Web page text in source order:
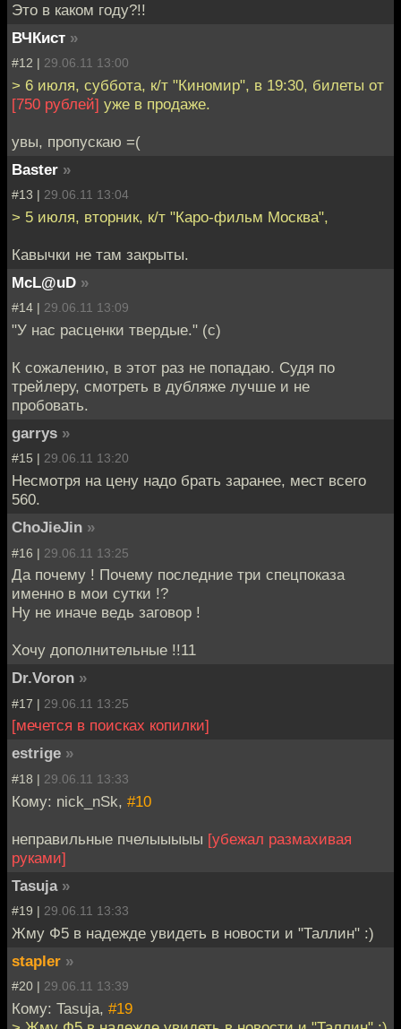
Это в каком году?!!
ВЧКист »
#12 | 29.06.11 13:00
> 6 июля, суббота, к/т "Киномир", в 19:30, билеты от
[750 рублей] уже в продаже.
увы, пропускаю =(
Baster »
#13 | 29.06.11 13:04
> 5 июля, вторник, к/т "Каро-фильм Москва",
Кавычки не там закрыты.
McL@uD »
#14 | 29.06.11 13:09
"У нас расценки твердые." (с)
К сожалению, в этот раз не попадаю. Судя по
трейлеру, смотреть в дубляже лучше и не
пробовать.
garrys »
#15 | 29.06.11 13:20
Несмотря на цену надо брать заранее, мест всего
560.
ChoJieJin »
#16 | 29.06.11 13:25
Да почему ! Почему последние три спецпоказа
именно в мои сутки !?
Ну не иначе ведь заговор !
Хочу дополнительные !!11
Dr.Voron »
#17 | 29.06.11 13:25
[мечется в поисках копилки]
estrige »
#18 | 29.06.11 13:33
Кому: nick_nSk, #10
неправильные пчелыыыыы [убежал размахивая
руками]
Tasuja »
#19 | 29.06.11 13:33
Жму Ф5 в надежде увидеть в новости и "Таллин" :)
stapler »
#20 | 29.06.11 13:39
Кому: Tasuja, #19